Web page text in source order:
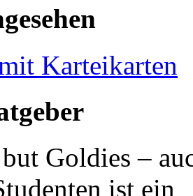
Karteikarten